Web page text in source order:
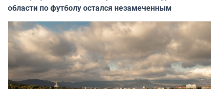
области по футболу остался незамеченным